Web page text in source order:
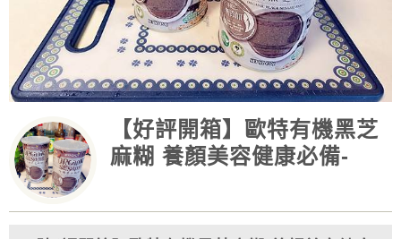
【好評開箱】歐特有機黑芝
麻糊 養顏美容健康必備-